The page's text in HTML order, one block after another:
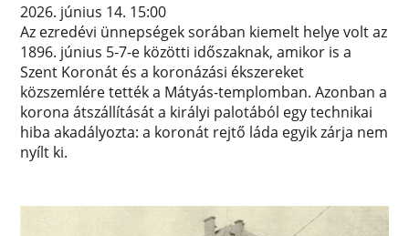
2026. június 14. 15:00
Az ezredévi ünnepségek sorában kiemelt helye volt az
1896. június 5-7-e közötti időszaknak, amikor is a
Szent Koronát és a koronázási ékszereket
közszemlére tették a Mátyás-templomban. Azonban a
korona átszállítását a királyi palotából egy technikai
hiba akadályozta: a koronát rejtő láda egyik zárja nem
nyílt ki.